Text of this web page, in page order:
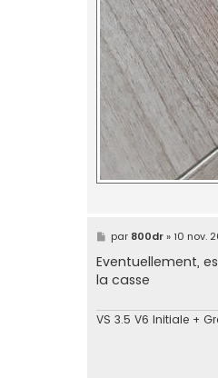
M
e
s
s
a
par 800dr» 10 nov.
Eventuellement,
la casse
VS 3.5 V6 Initiale +